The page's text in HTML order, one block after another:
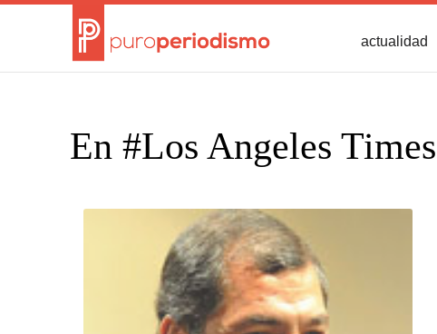
actualidad
En #Los Angeles Times